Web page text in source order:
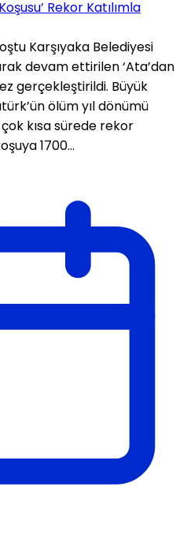
Rekor Katılımla
Karşıyaka Belediyesi
devam ettirilen ‘Ata’dan
gerçekleştirildi. Büyük
ölüm yıl dönümü
kısa sürede rekor
1700...